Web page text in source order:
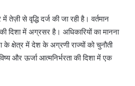
से वृद्धि दर्ज की जा रही है। वर्तमान
दिशा में अग्रसर है। अधिकारियों का मानना
के क्षेत्र में देश के अग्रणी राज्यों को चुनौती
और ऊर्जा आत्मनिर्भरता की दिशा में एक